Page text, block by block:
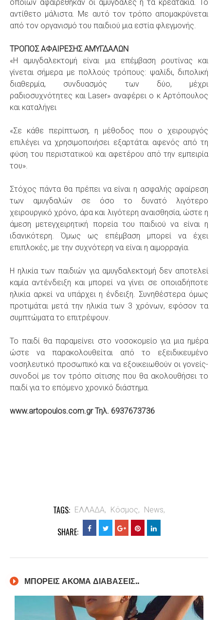
οποίων αφαιρέθηκαν οι αμυγδαλές ή τα κρεατάκια. Το
αντίθετο μάλιστα. Με αυτό τον τρόπο απομακρύνεται
από τον οργανισμό του παιδιού μια εστία φλεγμονής.
ΤΡΟΠΟΣ ΑΦΑΙΡΕΣΗΣ ΑΜΥΓΔΑΛΩΝ
«Η αμυγδαλεκτομή είναι μια επέμβαση ρουτίνας και
γίνεται σήμερα με πολλούς τρόπους: ψαλίδι, διπολική
διαθερμία, συνδυασμός των δύο, μέχρι
ραδιοσυχνότητες και Laser» αναφέρει ο κ Αρτόπουλος
και καταλήγει
«Σε κάθε περίπτωση, η μέθοδος που ο χειρουργός
επιλέγει να χρησιμοποιήσει εξαρτάται αφενός από τη
φύση του περιστατικού και αφετέρου από την εμπειρία
του».
Στόχος πάντα θα πρέπει να είναι η ασφαλής αφαίρεση
των αμυγδαλών σε όσο το δυνατό λιγότερο
χειρουργικό χρόνο, άρα και λιγότερη αναισθησία, ώστε η
άμεση μετεγχειρητική πορεία του παιδιού να είναι η
ιδανικότερη. Όμως ως επέμβαση μπορεί να έχει
επιπλοκές, με την συχνότερη να είναι η αιμορραγία.
Η ηλικία των παιδιών για αμυγδαλεκτομή δεν αποτελεί
καμία αντένδειξη και μπορεί να γίνει σε οποιαδήποτε
ηλικία αρκεί να υπάρχει η ένδειξη. Συνηθέστερα όμως
προτιμάται μετά την ηλικία των 3 χρόνων, εφόσον τα
συμπτώματα το επιτρέψουν.
Το παιδί θα παραμείνει στο νοσοκομείο για μια ημέρα
ώστε να παρακολουθείται από το εξειδικευμένο
νοσηλευτικό προσωπικό και να εξοικειωθούν οι γονείς-
συνοδοί με τον τρόπο σίτισης που θα ακολουθήσει το
παιδί για το επόμενο χρονικό διάστημα.
www.artopoulos.com.gr Τηλ. 6937673736
TAGS: ΕΛΛΑΔΑ, Κόσμος, News,
SHARE:
ΜΠΟΡΕΙΣ ΑΚΟΜΑ ΔΙΑΒΑΣΕΙΣ..